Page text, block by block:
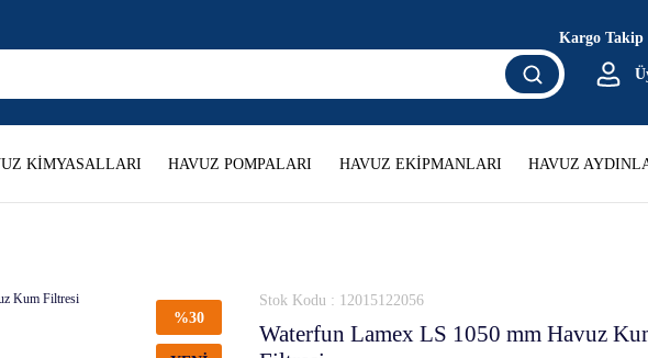
Kargo Takip
KİMYASALLARI HAVUZ POMPALARI HAVUZ EKİPMANLARI HAVUZ
%30
Stok Kodu : 12015122056
Waterfun Lamex LS 1050 mm Havuz